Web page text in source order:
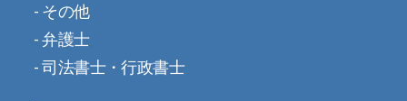
その他
弁護士
司法書士・行政書士